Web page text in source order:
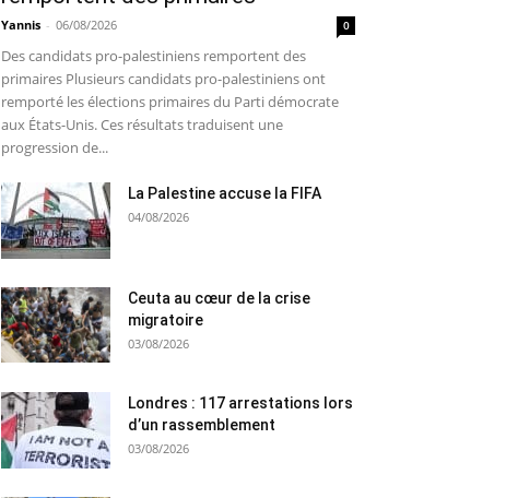
Yannis - 06/08/2026 0
Des candidats pro-palestiniens remportent des
primaires Plusieurs candidats pro-palestiniens ont
remporté les élections primaires du Parti démocrate
aux États-Unis. Ces résultats traduisent une
progression de...
La Palestine accuse la FIFA
04/08/2026
Ceuta au cœur de la crise
migratoire
03/08/2026
Londres : 117 arrestations lors
d’un rassemblement
03/08/2026